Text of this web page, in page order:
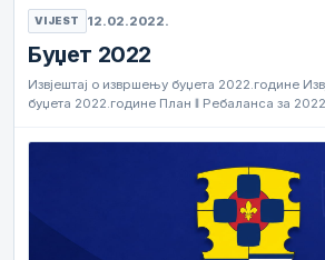
VIJEST 12.02.2022.
Буџет 2022
Извјештај о извршењу буџета 2022.године
буџета 2022.године План ǁ Ребаланса за